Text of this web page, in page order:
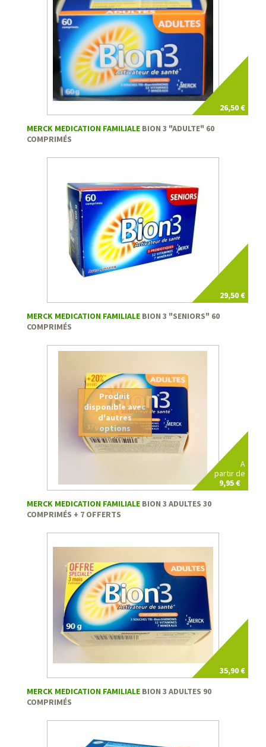
26,50 €
MERCK MEDICATION FAMILIALE BION 3 "ADULTE" 60
COMPRIMÉS
29,50 €
MERCK MEDICATION FAMILIALE BION 3 "SENIORS" 60
COMPRIMÉS
A
partir de
9,95 €
Produit
disponible avec
d'autres
options
MERCK MEDICATION FAMILIALE BION 3 ADULTES 30
COMPRIMÉS + 7 OFFERTS
35,90 €
MERCK MEDICATION FAMILIALE BION 3 ADULTES 90
COMPRIMÉS